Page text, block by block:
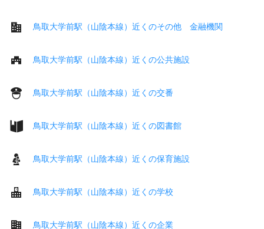
鳥取大学前駅（山陰本線）近くのその他 金融機関
鳥取大学前駅（山陰本線）近くの公共施設
鳥取大学前駅（山陰本線）近くの交番
鳥取大学前駅（山陰本線）近くの図書館
鳥取大学前駅（山陰本線）近くの保育施設
鳥取大学前駅（山陰本線）近くの学校
鳥取大学前駅（山陰本線）近くの企業